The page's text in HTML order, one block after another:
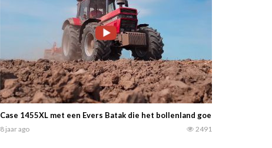
Case 1455XL met een Evers Batak die het bollenland goed diep aan het
8 jaar ago 2491